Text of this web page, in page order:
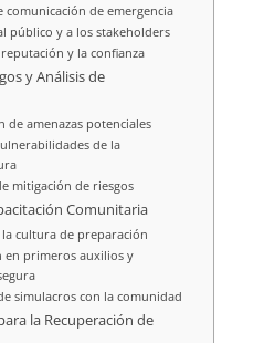
comunicación de emergencia
público y a los stakeholders
y la confianza
y Análisis de
de amenazas potenciales
de la
mitigación de riesgos
Comunitaria
cultura de preparación
en primeros auxilios y
simulacros con la comunidad
la Recuperación de